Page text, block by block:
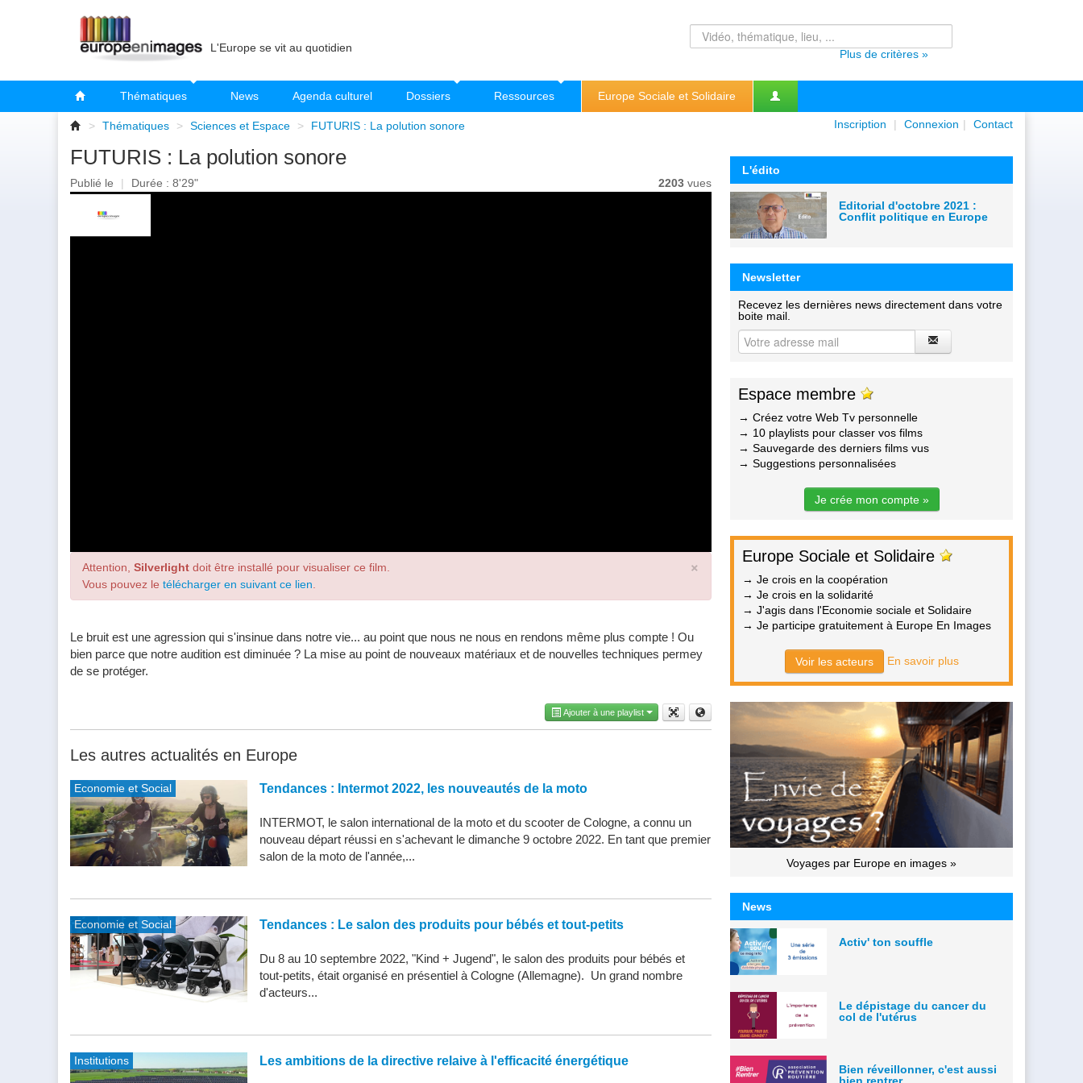
L'Europe se vit au quotidien Plus de critères »
Thématiques News Agenda culturel Dossiers Ressources Europe Sociale et Solidaire
> Thématiques > Sciences et Espace > FUTURIS : La polution sonore Inscription | Connexion | Contact
FUTURIS : La polution sonore
Publié le | Durée : 8'29" 2203vues
×
Attention, Silverlight doit être installé pour visualiser ce film.
Vous pouvez le télécharger en suivant ce lien
Le bruit est une agression qui s'insinue dans notre vie... au point que nous ne nous en rendons même plus compte ! Ou
bien parce que notre audition est diminuée ? La mise au point de nouveaux matériaux et de nouvelles techniques permey
de se protéger.
Ajouter à une playlist
Les autres actualités en Europe
Economie et Social Tendances : Intermot 2022, les nouveautés de la moto
INTERMOT, le salon international de la moto et du scooter de Cologne, a connu un
nouveau départ réussi en s'achevant le dimanche 9 octobre 2022. En tant que premier
salon de la moto de l'année,...
Economie et Social Tendances : Le salon des produits pour bébés et tout-petits
Du 8 au 10 septembre 2022, "Kind + Jugend", le salon des produits pour bébés et
tout-petits, était organisé en présentiel à Cologne (Allemagne). Un grand nombre
d'acteurs...
Institutions Les ambitions de la directive relaive à l'efficacité énergétique
L'édito
Editorial d'octobre 2021 :
Conflit politique en Europe
Newsletter
Recevez les dernières news directement dans votre
boite mail.
Espace membre
→ Créez votre Web Tv personnelle
→ 10 playlists pour classer vos films
→ Sauvegarde des derniers films vus
→ Suggestions personnalisées
Je crée mon compte »
Europe Sociale et Solidaire
→ Je crois en la coopération
→ Je crois en la solidarité
→ J'agis dans l'Economie sociale et Solidaire
→ Je participe gratuitement à Europe En Images
Voir les acteurs En savoir plus
Voyages par Europe en images »
News
Activ' ton souffle
Le dépistage du cancer du
col de l'utérus
Bien réveillonner, c'est aussi